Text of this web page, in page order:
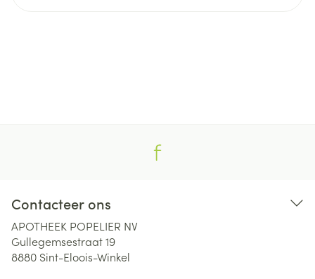
Contacteer ons
APOTHEEK POPELIER NV
Gullegemsestraat 19
8880 Sint-Eloois-Winkel